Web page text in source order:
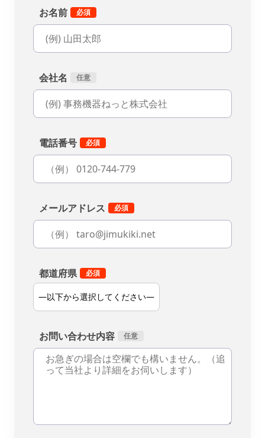
お名前
会社名
電話番号
メールアドレス
都道府県
お問い合わせ内容